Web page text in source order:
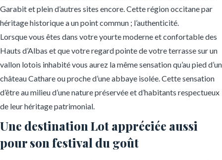
Garabit et plein d’autres sites encore. Cette région occitane par
héritage historique a un point commun ; l’authenticité.
Lorsque vous êtes dans votre yourte moderne et confortable des
Hauts d’Albas et que votre regard pointe de votre terrasse sur un
vallon lotois inhabité vous aurez la même sensation qu’au pied d’un
château Cathare ou proche d’une abbaye isolée. Cette sensation
d’être au milieu d’une nature préservée et d’habitants respectueux
de leur héritage patrimonial.
Une destination Lot appréciée aussi
pour son festival du goût